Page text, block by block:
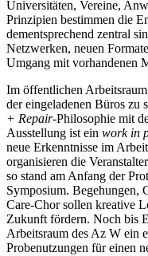
Universitäten, Vereine,
Prinzipien bestimmen die
dementsprechend zentral
Netzwerken, neuen
Umgang mit vorhandenen
Im öffentlichen
der eingeladenen Büros zu
+ Repair-Philosophie mit
Ausstellung ist ein work in
neue Erkenntnisse im
organisieren die
so stand am Anfang der
Symposium. Begehungen,
Care-Chor sollen kreative
Zukunft fördern. Noch bis
Arbeitsraum des Az W ein
Probenutzungen für einen